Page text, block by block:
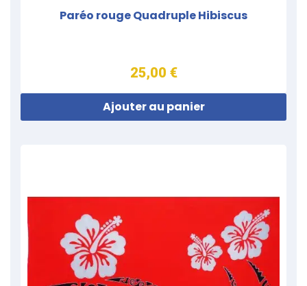
Paréo rouge Quadruple Hibiscus
25,00 €
Ajouter au panier